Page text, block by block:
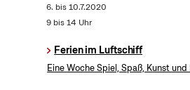
6. bis10.7.2020
9 bis 14 Uhr
Ferien im Luftschiff
Eine Woche Spiel, Spaß, Kunst